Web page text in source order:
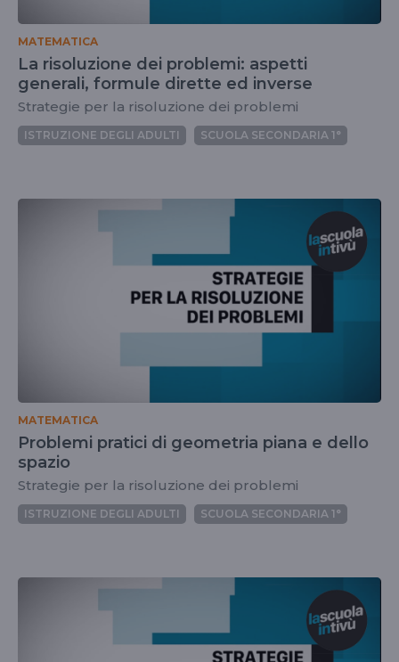
MATEMATICA
La risoluzione dei problemi: aspetti
generali, formule dirette ed inverse
Strategie per la risoluzione dei problemi
ISTRUZIONE DEGLI ADULTI SCUOLA SECONDARIA 1°
MATEMATICA
Problemi pratici di geometria piana e dello
spazio
Strategie per la risoluzione dei problemi
ISTRUZIONE DEGLI ADULTI SCUOLA SECONDARIA 1°